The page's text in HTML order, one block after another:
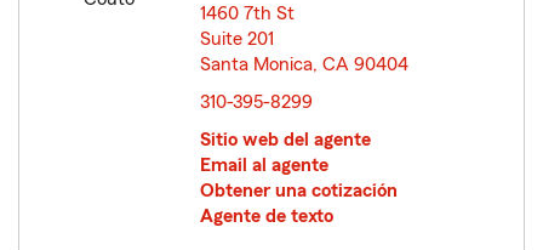
1460 7th St
Suite 201
Santa Monica, CA 90404
310-395-8299
Sitio web del agente
Email al agente
Obtener una cotización
Agente de texto